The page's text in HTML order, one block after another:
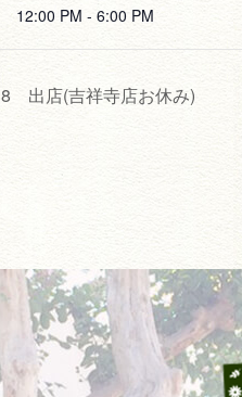
12:00 PM - 6:00 PM
出店(吉祥寺店お休み)